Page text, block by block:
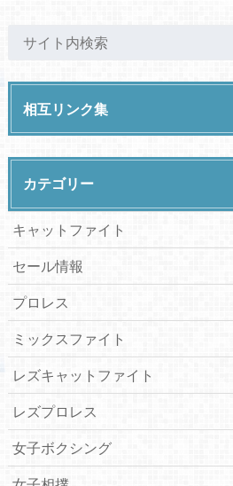
相互リンク集
カテゴリー
キャットファイト
セール情報
プロレス
ミックスファイト
レズキャットファイト
レズプロレス
女子ボクシング